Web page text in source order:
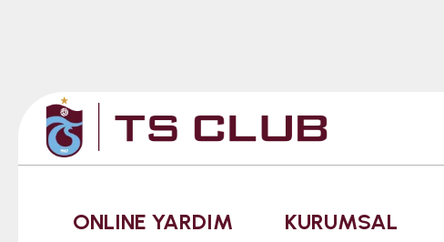
ONLINE YARDIM KURUMSAL